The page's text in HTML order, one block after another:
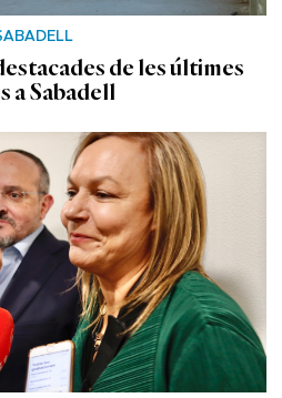
de les últimes
a Sabadell